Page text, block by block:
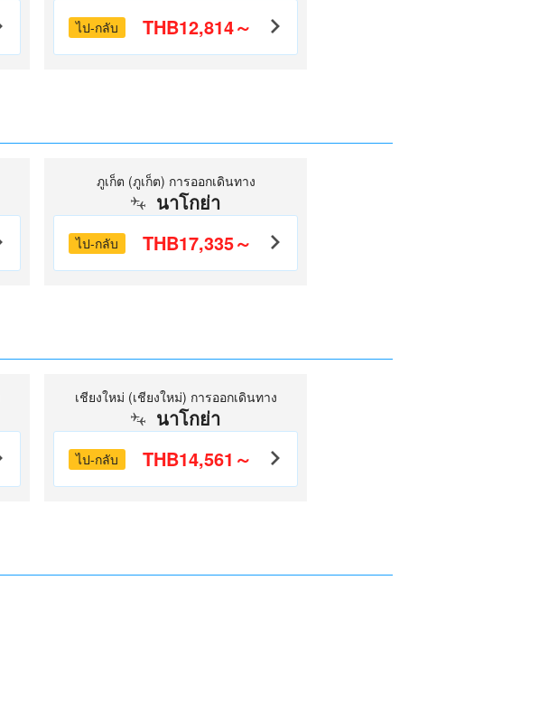
ไป-กลับ THB12,814～
ภูเก็ต (ภูเก็ต) การออกเดินทาง
นาโกย่า
ไป-กลับ THB17,335～
เชียงใหม่ (เชียงใหม่) การออกเดินทาง
นาโกย่า
ไป-กลับ THB14,561～